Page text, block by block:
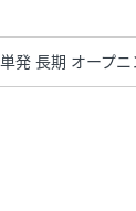
発 長期 オープニ